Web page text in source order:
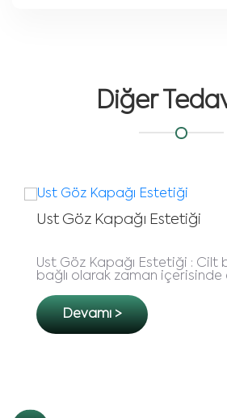
Diğer
Burun Estetiği
Burun Estetiği : Yüzümüzün
bulunduğu için güzel ve
deformasyonların d..
Devamı >